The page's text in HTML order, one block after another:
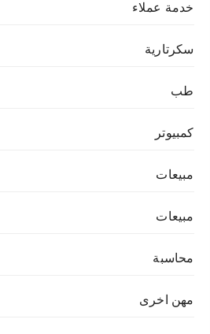
خدمة عملاء
سكرتارية
طب
كمبيوتر
مبيعات
مبيعات
محاسبة
مهن اخرى